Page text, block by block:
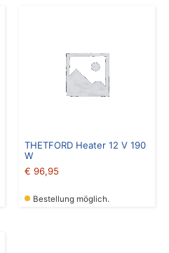
THETFORD Heater 12 V 190
W
€ 96,95
Bestellung möglich.